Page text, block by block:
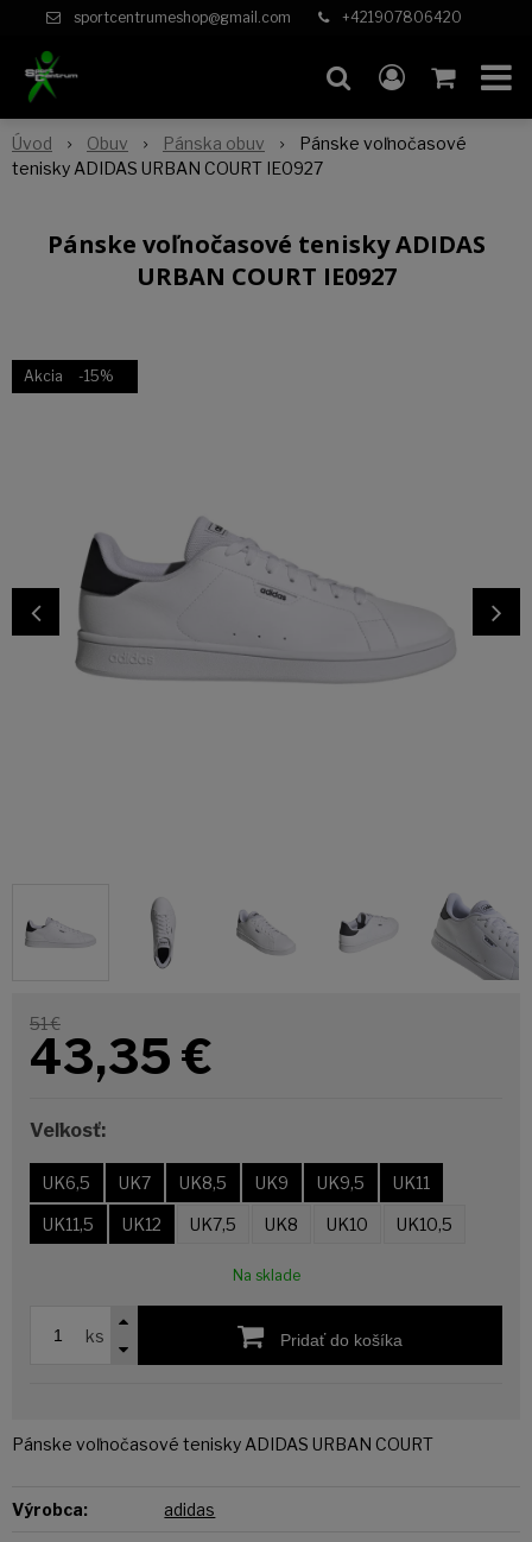
sportcentrumeshop@gmail.com +421907806420
Úvod Obuv Pánska obuv
Pánske voľnočasové
tenisky ADIDAS URBAN COURT IE0927
Pánske voľnočasové tenisky ADIDAS
URBAN COURT IE0927
Akcia -15%
51 €
43,35 €
Veľkosť:
UK6,5 UK7 UK8,5 UK9 UK9,5 UK11
UK11,5 UK12 UK7,5 UK8 UK10 UK10,5
Na sklade
ks Pridať do košíka
Pánske voľnočasové tenisky ADIDAS URBAN COURT
Výrobca: adidas